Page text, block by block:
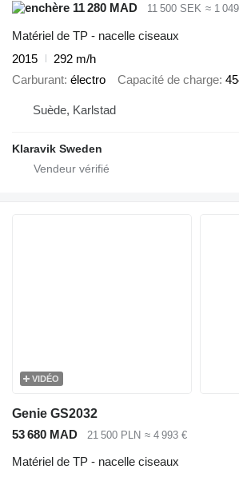
11 280 MAD
11 500 SEK ≈ 1
Matériel de TP - nacelle ciseaux
2015
292 m/h
Carburant électro Capacité de charge
Suède, Karlstad
Klaravik Sweden
VIDÉO
Genie GS2032
53 680 MAD
21 500 PLN ≈ 4 993 €
Matériel de TP - nacelle ciseaux